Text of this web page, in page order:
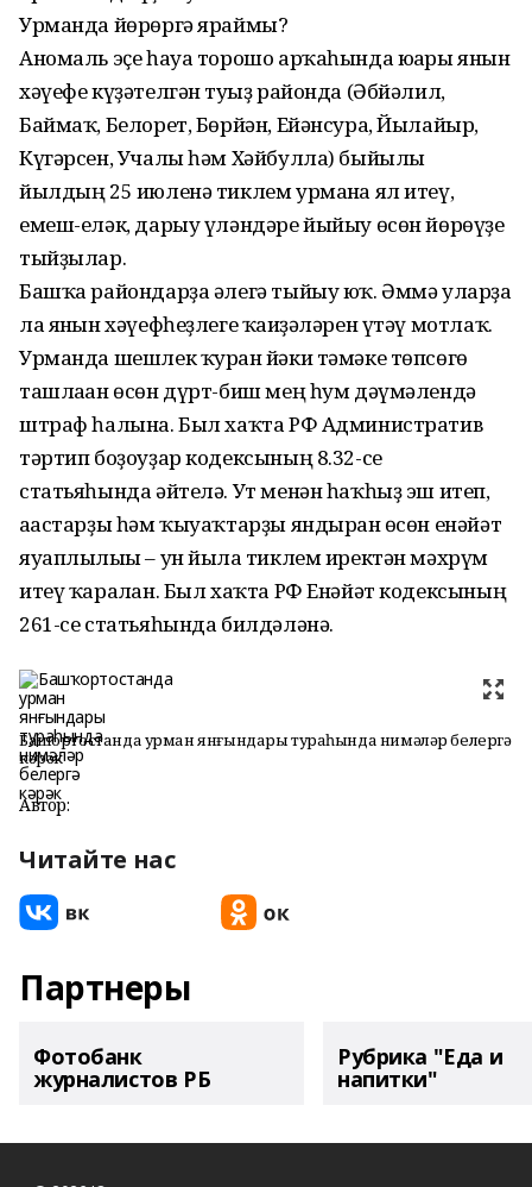
Урманда йөрөргә яраймы?
Аномаль эҫе һауа торошо арҡаһында юғары янғын
хәүефе күҙәтелгән туғыҙ районда (Әбйәлил,
Баймаҡ, Белорет, Бөрйән, Ейәнсура, Йылайыр,
Күгәрсен, Учалы һәм Хәйбулла) быйылғы
йылдың 25 июленә тиклем урманға ял итеү,
емеш-еләк, дарыу үләндәре йыйыу өсөн йөрөүҙе
тыйҙылар.
Башҡа райондарҙа әлегә тыйыу юҡ. Әммә уларҙа
ла янғын хәүефһеҙлеге ҡағиҙәләрен үтәү мотлаҡ.
Урманда шешлек ҡурған йәки тәмәке төпсөгө
ташлаған өсөн дүрт-биш мең һум дәүмәлендә
штраф һалына. Был хаҡта РФ Административ
тәртип боҙоуҙар кодексының 8.32-се
статьяһында әйтелә. Ут менән һаҡһыҙ эш итеп,
ағастарҙы һәм ҡыуаҡтарҙы яндырған өсөн енәйәт
яуаплылығы – ун йылға тиклем иректән мәхрүм
итеү ҡаралған. Был хаҡта РФ Енәйәт кодексының
261-се статьяһында билдәләнә.
Башҡортостанда урман янғындары тураһында нимәләр белергә
кәрәк
Автор:
Читайте нас
Партнеры
Фотобанк
журналистов РБ
Рубрика "Еда и
напитки"